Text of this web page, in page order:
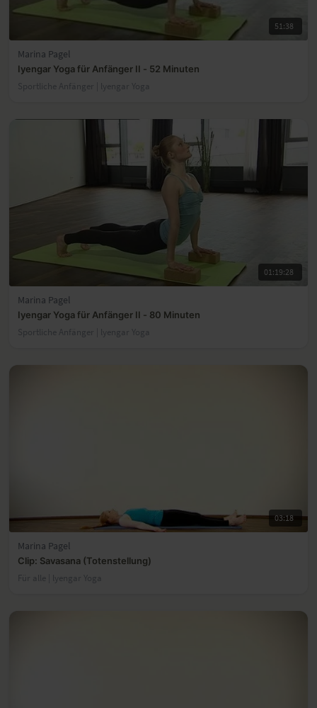
51:38
Marina Pagel
Iyengar Yoga für Anfänger II - 52 Minuten
Sportliche Anfänger | lyengar Yoga
01:19:28
Marina Pagel
Iyengar Yoga für Anfänger II - 80 Minuten
Sportliche Anfänger | lyengar Yoga
03:18
Marina Pagel
Clip: Savasana (Totenstellung)
Für alle | lyengar Yoga